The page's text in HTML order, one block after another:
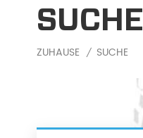
SUCHE
ZUHAUSE / SUCHE